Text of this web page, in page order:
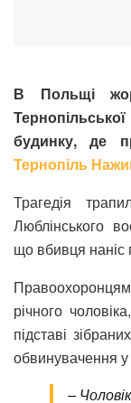
В Польщі
будинку, де
Тернопіль
Трагедія
Люблінського
що вбивця наніс
річного
підставі
обвинувачення у
–